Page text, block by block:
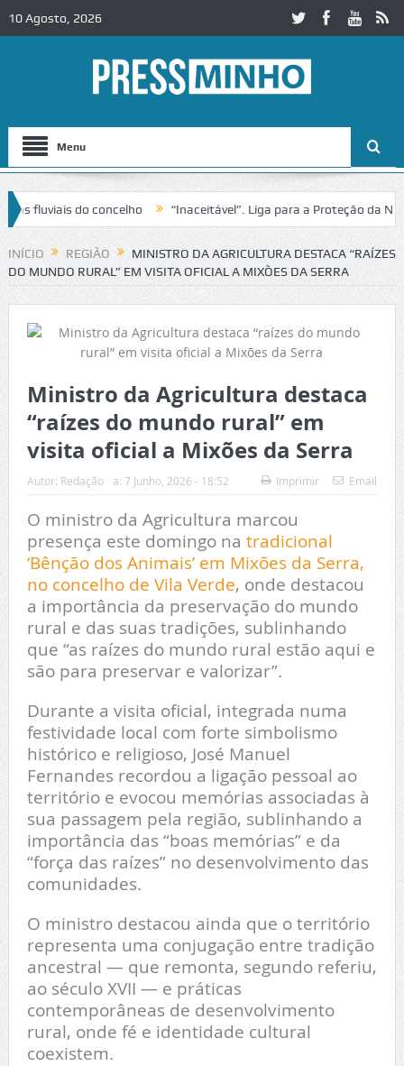
10 Agosto, 2026
Menu
do concelho “Inaceitável”. Liga para a Proteção da
no IC2 em Alcobaça Igreja do Castelo de Cerveira
INÍCIO REGIÃO
MINISTRO DA AGRICULTURA DESTACA “RAÍZES
DO MUNDO RURAL” EM VISITA OFICIAL A MIXÕES DA SERRA
Ministro da Agricultura destaca
“raízes do mundo rural” em
visita oficial a Mixões da Serra
Autor: Redação a: 7 Junho, 2026 - 18:52 Imprimir Email
O ministro da Agricultura marcou
presença este domingo na tradicional
‘Bênção dos Animais’ em Mixões da Serra,
no concelho de Vila Verde, onde destacou
a importância da preservação do mundo
rural e das suas tradições, sublinhando
que “as raízes do mundo rural estão aqui e
são para preservar e valorizar”.
Durante a visita oficial, integrada numa
festividade local com forte simbolismo
histórico e religioso, José Manuel
Fernandes recordou a ligação pessoal ao
território e evocou memórias associadas à
sua passagem pela região, sublinhando a
importância das “boas memórias” e da
“força das raízes” no desenvolvimento das
comunidades.
O ministro destacou ainda que o território
representa uma conjugação entre tradição
ancestral — que remonta, segundo referiu,
ao século XVII — e práticas
contemporâneas de desenvolvimento
rural, onde fé e identidade cultural
coexistem.